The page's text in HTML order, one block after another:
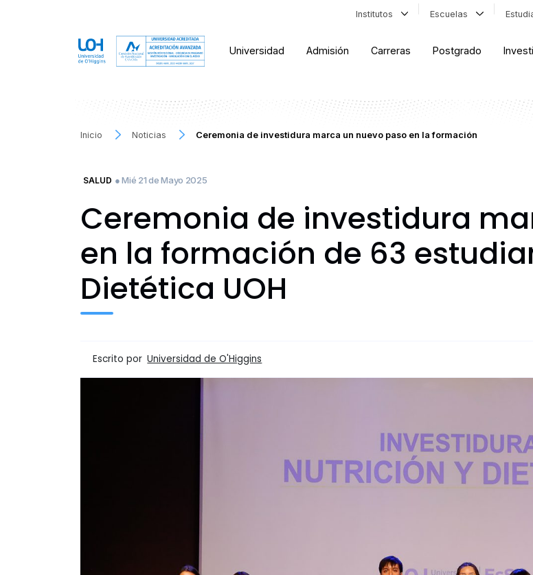
Institutos Escuelas
Universidad Admisión Carreras Postgrado
Inicio Noticias Ceremonia de investidura marca un nuevo paso en la formación
SALUD ● Mié 21 de Mayo 2025
Ceremonia de investidura
en la formación de 63
Dietética UOH
Escrito por Universidad de O'Higgins